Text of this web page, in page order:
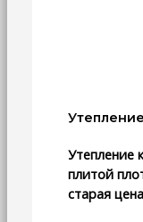
Утепление
плитой
старая